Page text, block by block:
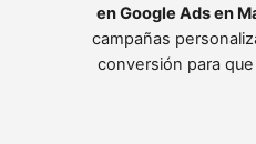
en Google Ads en
campañas
conversión para que